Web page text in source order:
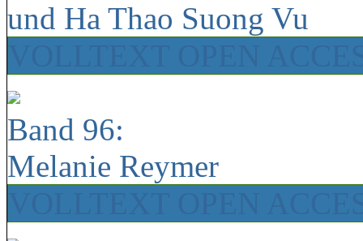
und Ha Thao Suong Vu
Band 96:
Melanie Reymer